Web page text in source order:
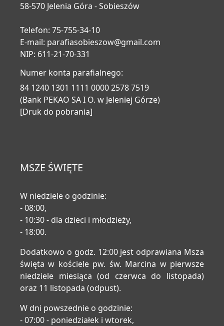
58-570 Jelenia Góra - Sobieszów
Telefon: 75-755-34-10
E-mail: parafiasobieszow@gmail.com
NIP: 611-21-70-331
Numer konta parafialnego:
84 1240 1301 1111 0000 2578 7519
(Bank PEKAO SA I O. w Jeleniej Górze)
[Druk do pobrania]
MSZE ŚWIĘTE
W niedziele o godzinie:
- 08:00,
- 10:30 - dla dzieci i młodzieży,
- 18:00.
Dodatkowo o godz. 12:00 jest odprawiana Msza
święta w kościele pw. św. Marcina w pierwsze
niedziele miesiąca (od czerwca do listopada)
oraz 11 listopada (odpust).
W dni powszednie o godzinie:
- 07:00 - poniedziałek i wtorek,